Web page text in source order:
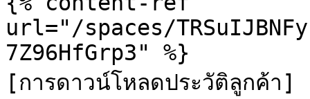
url="/spaces/
7Z96HfGrp3" %}
[การดาวน์โหลดประวัติลูกค้า]